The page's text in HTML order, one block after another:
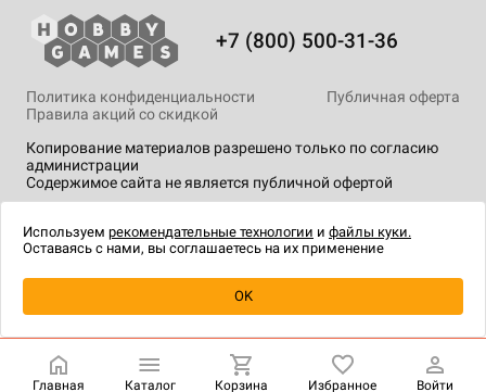
+7 (800) 500-31-36
Копирование материалов разрешено только по согласию
администрации
Содержимое сайта не является публичной офертой
Политика конфиденциальности
Публичная оферта
Правила акций со скидкой
технологии.
Главная Каталог Корзина Избранное Войти
Используем рекомендательные технологии и файлы куки.
Оставаясь с нами, вы соглашаетесь на их применение
OK